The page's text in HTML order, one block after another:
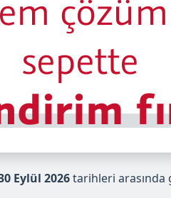
Eylül 2026tarihleri arasında